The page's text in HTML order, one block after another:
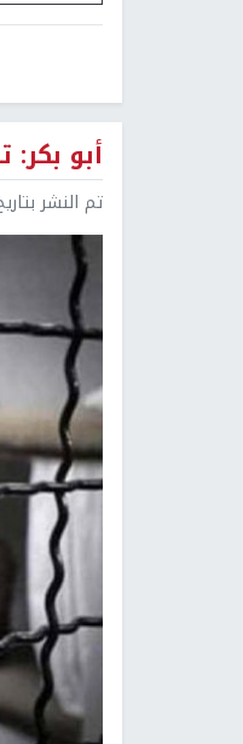
أبو
تم النشر